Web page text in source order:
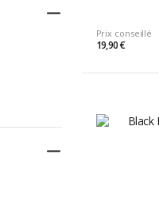
Replier
Replier
Prix conseillé
19,90 €